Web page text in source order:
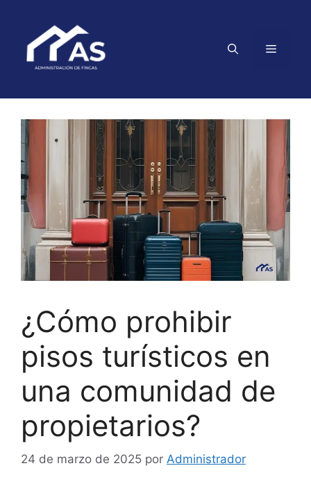
¿Cómo prohibir
pisos turísticos en
una comunidad de
propietarios?
24 de marzo de 2025 por Administrador